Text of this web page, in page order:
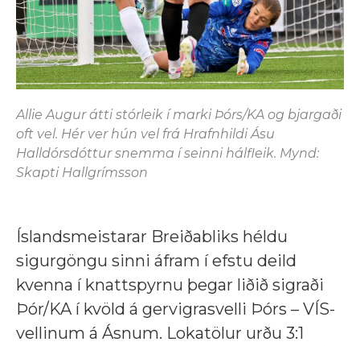
Allie Augur átti stórleik í marki Þórs/KA og bjargaði
oft vel. Hér ver hún vel frá Hrafnhildi Ásu
Halldórsdóttur snemma í seinni hálfleik. Mynd:
Skapti Hallgrímsson
Íslandsmeistarar Breiðabliks héldu
sigurgöngu sinni áfram í efstu deild
kvenna í knattspyrnu þegar liðið sigraði
Þór/KA í kvöld á gervigrasvelli Þórs – VÍS-
vellinum á Ásnum. Lokatölur urðu 3:1